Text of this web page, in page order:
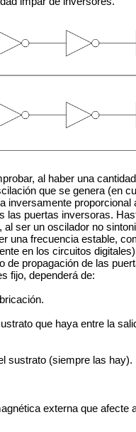
al haber una
que se genera (en
inversamente
las puertas inversoras.
al ser un oscilador no
una frecuencia estable,
en los circuitos
de propagación de las
fijo, dependerá de:
que haya entre la
sustrato (siempre las hay).
externa que afecte